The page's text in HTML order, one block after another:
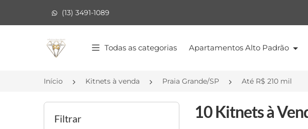
(13) 3491-1089
Página inicial
Todas as categorias Apartamentos Alto Padrão
Início Kitnets à venda Praia Grande/SP Até R$ 210 mil
Filtrar 10 Kitnets à